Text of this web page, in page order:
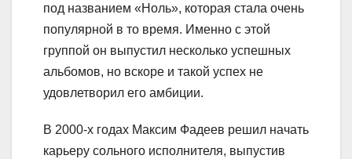
под названием «Ноль», которая стала очень
популярной в то время. Именно с этой
группой он выпустил несколько успешных
альбомов, но вскоре и такой успех не
удовлетворил его амбиции.
В 2000-х годах Максим Фадеев решил начать
карьеру сольного исполнителя, выпустив